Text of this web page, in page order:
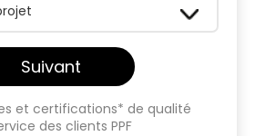
Suivant
et certifications* de qualité
des clients PPF